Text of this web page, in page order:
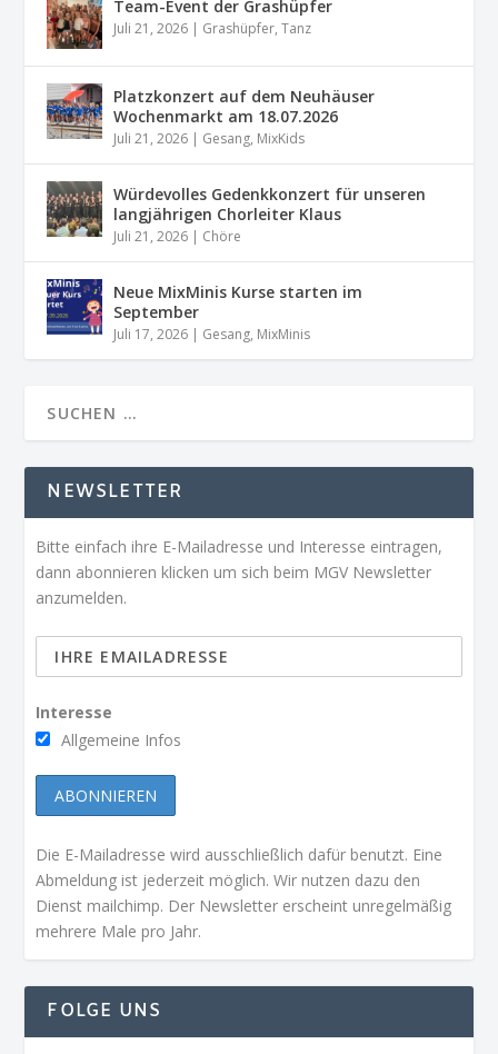
Team-Event der Grashüpfer
Juli 21, 2026 | Grashüpfer,Tanz
Platzkonzert auf dem Neuhäuser
Wochenmarkt am 18.07.2026
Juli 21, 2026 | Gesang, MixKids
Würdevolles Gedenkkonzert für unseren
langjährigen Chorleiter Klaus
Juli 21, 2026 | Chöre
Neue MixMinis Kurse starten im
September
Juli 17, 2026 | Gesang, MixMinis
NEWSLETTER
Bitte einfach ihre E-Mailadresse und Interesse eintragen,
dann abonnieren klicken um sich beim MGV Newsletter
anzumelden.
Interesse
Allgemeine Infos
Die E-Mailadresse wird ausschließlich dafür benutzt. Eine
Abmeldung ist jederzeit möglich. Wir nutzen dazu den
Dienst mailchimp. Der Newsletter erscheint unregelmäßig
mehrere Male pro Jahr.
FOLGE UNS